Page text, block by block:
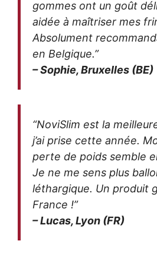
gommes ont un goût
aidée à maîtriser mes
Absolument
en Belgique.”
– Sophie, Bruxelles (BE)
“NoviSlim est la
j’ai prise cette année.
perte de poids semble
Je ne me sens plus
léthargique. Un produit
France !”
– Lucas, Lyon (FR)